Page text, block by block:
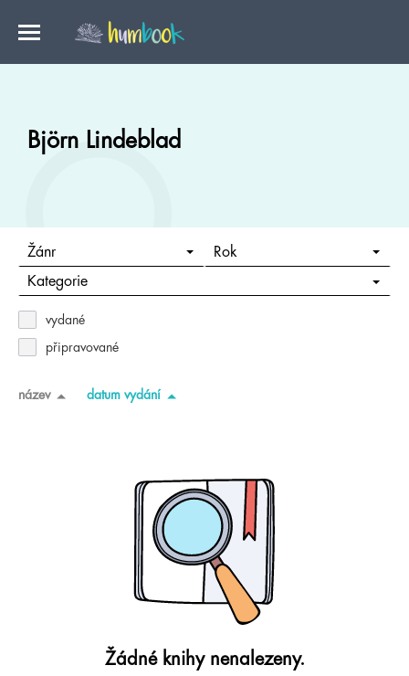
Björn Lindeblad
Žánr Rok
Kategorie
vydané
připravované
název datum vydání
Žádné knihy nenalezeny.